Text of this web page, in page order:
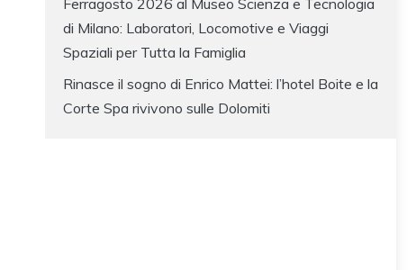
Ferragosto 2026 al Museo Scienza e Tecnologia
di Milano: Laboratori, Locomotive e Viaggi
Spaziali per Tutta la Famiglia
Rinasce il sogno di Enrico Mattei: l’hotel Boite e la
Corte Spa rivivono sulle Dolomiti